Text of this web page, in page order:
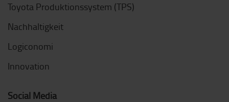
Toyota Produktionssystem (TPS)
Nachhaltigkeit
Logiconomi
Innovation
Social Media